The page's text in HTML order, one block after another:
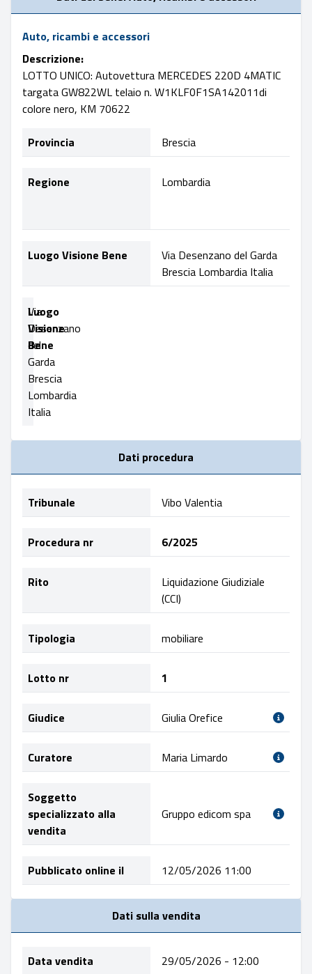
Auto, ricambi e accessori
Descrizione:
LOTTO UNICO: Autovettura MERCEDES 220D 4MATIC
targata GW822WL telaio n. W1KLF0F1SA142011di
colore nero, KM 70622
Indirizzo
Via
Provincia Brescia
Comune
Desenzano
Regione Lombardia
Nazione
Italia
Luogo Visione Bene
Via Desenzano del Garda
Brescia Lombardia Italia
Luogo
Visione
Bene
Via
Desenzano
del
Garda
Brescia
Lombardia
Italia
Dati procedura
Tribunale Vibo Valentia
Procedura nr 6/2025
Rito
Liquidazione Giudiziale
(CCI)
Tipologia mobiliare
Lotto nr 1
Giudice Giulia Orefice
Curatore Maria Limardo
Soggetto
specializzato alla
vendita
Gruppo edicom spa
Pubblicato online il 12/05/2026 11:00
Dati sulla vendita
Data vendita 29/05/2026 - 12:00